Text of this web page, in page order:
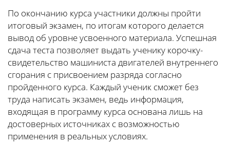
По окончанию курса участники должны пройти
итоговый экзамен, по итогам которого делается
вывод об уровне усвоенного материала. Успешная
сдача теста позволяет выдать ученику корочку-
свидетельство машиниста двигателей внутреннего
сгорания с присвоением разряда согласно
пройденного курса. Каждый ученик сможет без
труда написать экзамен, ведь информация,
входящая в программу курса основана лишь на
достоверных источниках с возможностью
применения в реальных условиях.